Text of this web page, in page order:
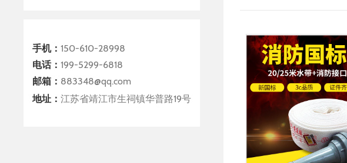
手机：150-610-28998
电话：199-5299-6818
邮箱： 883348@qq.com
地址：江苏省靖江市生祠镇华普路19号